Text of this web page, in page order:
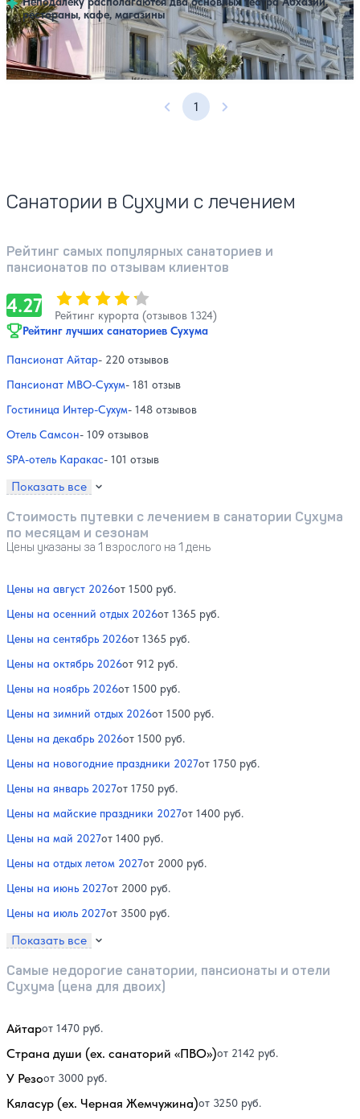
рестораны, кафе, магазины
Расстояние до пляжа: 270 метров.
Предыдущая страница
1 Следующая страница
Санатории в Сухуми с лечением
Рейтинг самых популярных санаториев и
пансионатов по отзывам клиентов
4.27 Оценка, количество звезд:
Рейтинг курорта (отзывов 1324)
Рейтинг лучших санаториев Сухума
Пансионат Айтар- 220 отзывов
Пансионат МВО-Сухум- 181 отзыв
Гостиница Интер-Сухум- 148 отзывов
Отель Самсон- 109 отзывов
SPA-отель Каракас- 101 отзыв
Показать все
Стоимость путевки с лечением в санатории Сухума
по месяцам и сезонам
Цены указаны за 1 взрослого на 1 день
Цены на август 2026от 1500 руб.
Цены на осенний отдых 2026от 1365 руб.
Цены на сентябрь 2026от 1365 руб.
Цены на октябрь 2026от 912 руб.
Цены на ноябрь 2026от 1500 руб.
Цены на зимний отдых 2026от 1500 руб.
Цены на декабрь 2026от 1500 руб.
Цены на новогодние праздники 2027от 1750 руб.
Цены на январь 2027от 1750 руб.
Цены на майские праздники 2027от 1400 руб.
Цены на май 2027от 1400 руб.
Цены на отдых летом 2027от 2000 руб.
Цены на июнь 2027от 2000 руб.
Цены на июль 2027от 3500 руб.
Показать все
Самые недорогие санатории, пансионаты и отели
Сухума (цена для двоих)
Айтарот 1470 руб.
Страна души (ex. санаторий «ПВО»)от 2142 руб.
У Резоот 3000 руб.
Кяласур (ex. Черная Жемчужина)от 3250 руб.